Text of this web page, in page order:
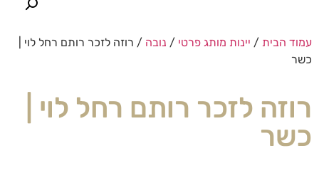
עמוד הבית / יינות מותג פרטי / נובה / רוזה לזכר רותם רחל לוי |
כשר
רוזה לזכר רותם רחל לוי |
כשר